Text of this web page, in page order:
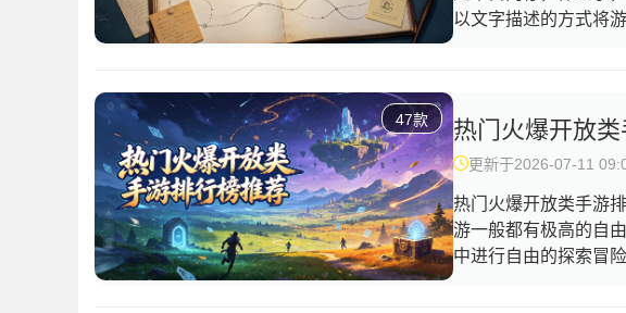
以文字描述的方式将
快来看看有没有喜欢
47款 热门火爆开放
更新于2026-07-11
热门火爆开放类手游
游一般都有极高的自
中进行自由的探索冒